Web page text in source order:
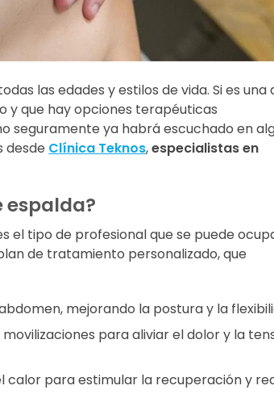
las edades y estilos de vida. Si es una
y que hay opciones terapéuticas
seguramente ya habrá escuchado en
desde Clínica Teknos,especialistas en
espalda?
el tipo de profesional que se puede
de tratamiento personalizado, que
mejorando la postura y la
para aliviar el dolor y la
calor para estimular la recuperación y